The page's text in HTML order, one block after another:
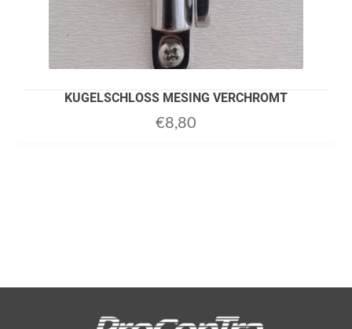
KUGELSCHLOSS MESING VERCHROMT
€8,80